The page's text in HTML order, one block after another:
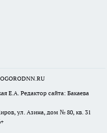
Е.А. Редактор сайта: Бакаева
ул. Азина, дом № 80, кв. 31